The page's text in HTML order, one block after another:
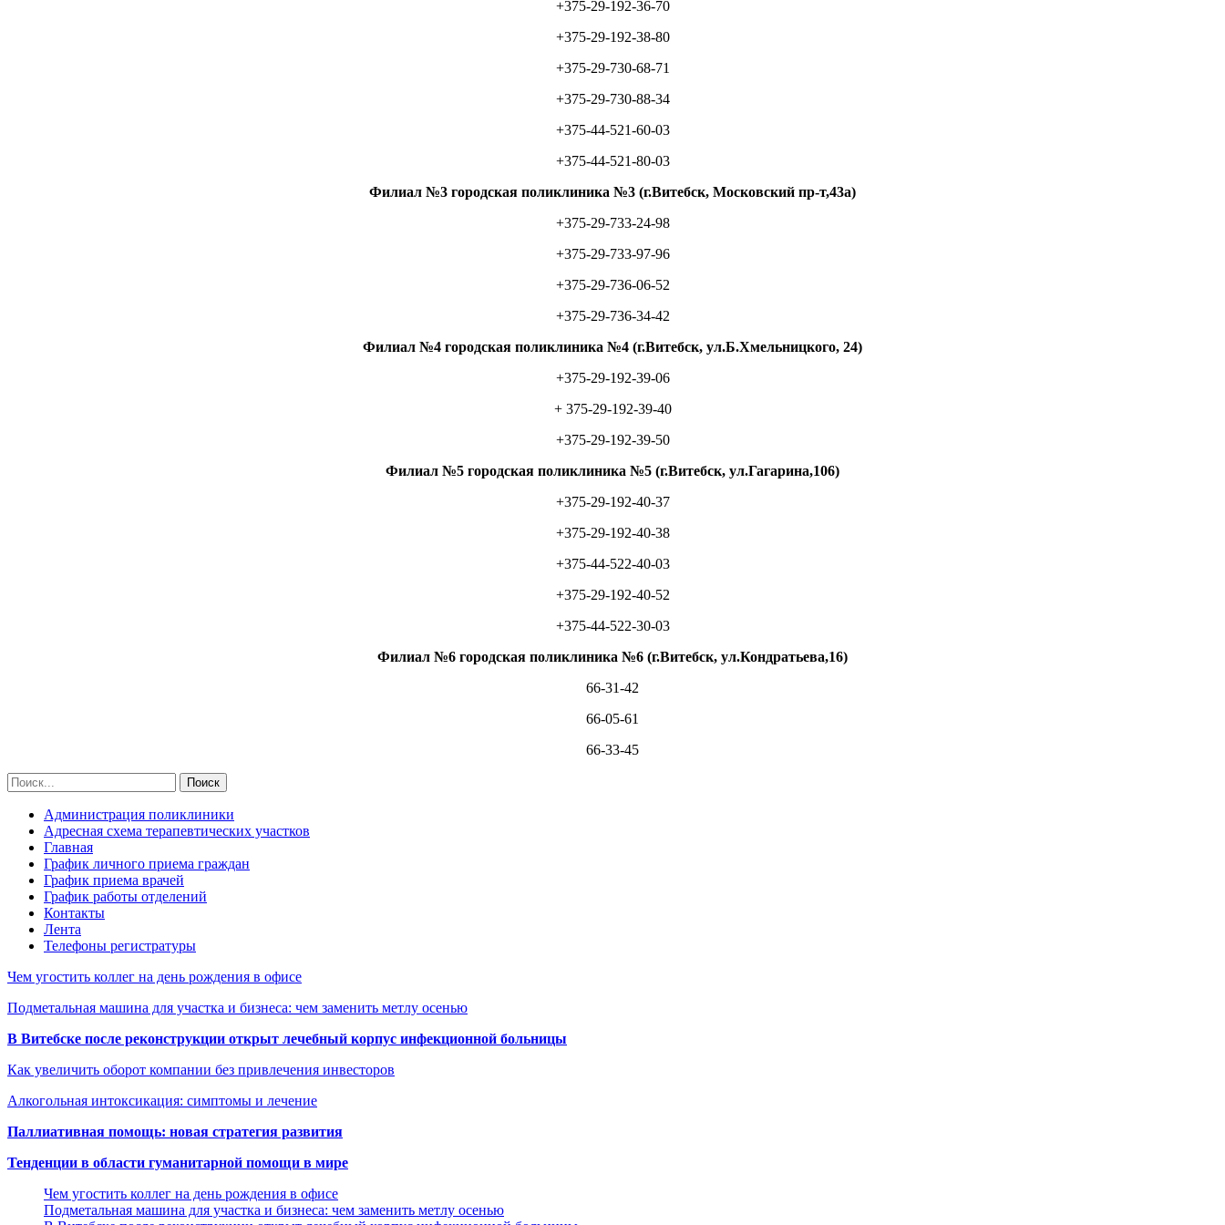
+375-29-192-36-70
+375-29-192-38-80
+375-29-730-68-71
+375-29-730-88-34
+375-44-521-60-03
+375-44-521-80-03
Филиал №3 городская поликлиника №3 (г.Витебск, Московский пр-т,43а)
+375-29-733-24-98
+375-29-733-97-96
+375-29-736-06-52
+375-29-736-34-42
Филиал №4 городская поликлиника №4 (г.Витебск, ул.Б.Хмельницкого, 24)
+375-29-192-39-06
+ 375-29-192-39-40
+375-29-192-39-50
Филиал №5 городская поликлиника №5 (г.Витебск, ул.Гагарина,106)
+375-29-192-40-37
+375-29-192-40-38
+375-44-522-40-03
+375-29-192-40-52
+375-44-522-30-03
Филиал №6 городская поликлиника №6 (г.Витебск, ул.Кондратьева,16)
66-31-42
66-05-61
66-33-45
Администрация поликлиники
Адресная схема терапевтических участков
Главная
График личного приема граждан
График приема врачей
График работы отделений
Контакты
Лента
Телефоны регистратуры
Чем угостить коллег на день рождения в офисе
Подметальная машина для участка и бизнеса: чем заменить метлу осенью
В Витебске после реконструкции открыт лечебный корпус инфекционной больницы
Как увеличить оборот компании без привлечения инвесторов
Алкогольная интоксикация: симптомы и лечение
Паллиативная помощь: новая стратегия развития
Тенденции в области гуманитарной помощи в мире
Чем угостить коллег на день рождения в офисе
Подметальная машина для участка и бизнеса: чем заменить метлу осенью